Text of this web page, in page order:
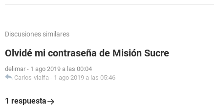
Discusiones similares
Olvidé mi contraseña de Misión Sucre
delimar - 1 ago 2019 a las 00:04
Carlos-vialfa - 1 ago 2019 a las 05:46
1 respuesta